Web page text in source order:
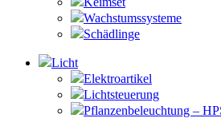
Wachstumssysteme
Schädlinge
Licht
Elektroartikel
Lichtsteuerung
Pflanzenbeleuchtung –